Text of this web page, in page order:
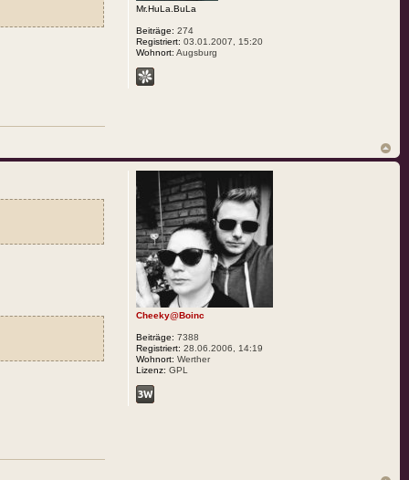
Mr.HuLa.BuLa
Beiträge: 274
Registriert: 03.01.2007, 15:20
Wohnort: Augsburg
Cheeky@Boinc
Beiträge: 7388
Registriert: 28.06.2006, 14:19
Wohnort: Werther
Lizenz: GPL